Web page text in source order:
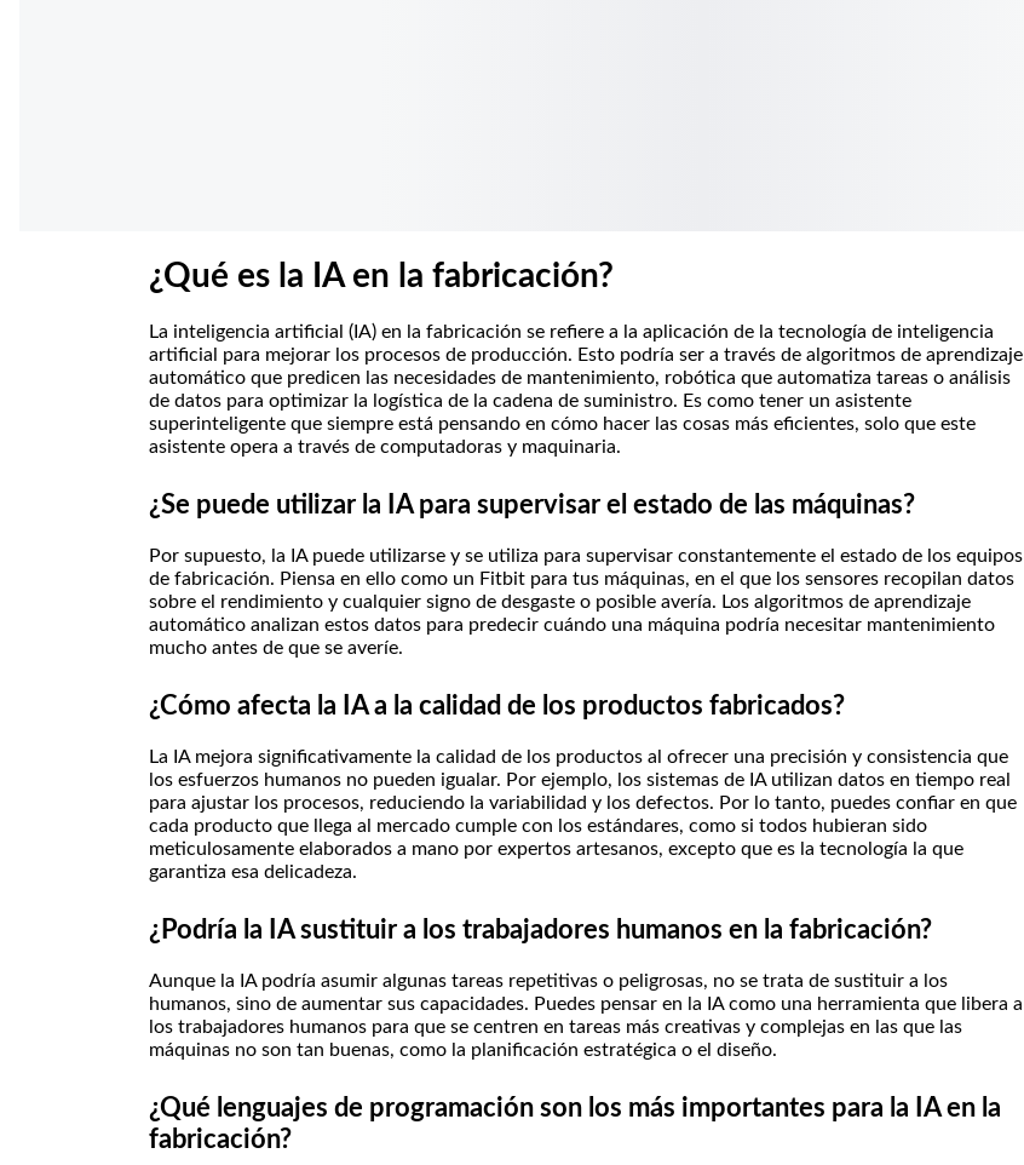
¿Qué es la IA en la fabricación?
La inteligencia artificial (IA) en la fabricación se refiere a la aplicación de la tecnología de inteligencia
artificial para mejorar los procesos de producción. Esto podría ser a través de algoritmos de aprendizaje
automático que predicen las necesidades de mantenimiento, robótica que automatiza tareas o análisis
de datos para optimizar la logística de la cadena de suministro. Es como tener un asistente
superinteligente que siempre está pensando en cómo hacer las cosas más eficientes, solo que este
asistente opera a través de computadoras y maquinaria.
¿Se puede utilizar la IA para supervisar el estado de las máquinas?
Por supuesto, la IA puede utilizarse y se utiliza para supervisar constantemente el estado de los equipos
de fabricación. Piensa en ello como un Fitbit para tus máquinas, en el que los sensores recopilan datos
sobre el rendimiento y cualquier signo de desgaste o posible avería. Los algoritmos de aprendizaje
automático analizan estos datos para predecir cuándo una máquina podría necesitar mantenimiento
mucho antes de que se averíe.
¿Cómo afecta la IA a la calidad de los productos fabricados?
La IA mejora significativamente la calidad de los productos al ofrecer una precisión y consistencia que
los esfuerzos humanos no pueden igualar. Por ejemplo, los sistemas de IA utilizan datos en tiempo real
para ajustar los procesos, reduciendo la variabilidad y los defectos. Por lo tanto, puedes confiar en que
cada producto que llega al mercado cumple con los estándares, como si todos hubieran sido
meticulosamente elaborados a mano por expertos artesanos, excepto que es la tecnología la que
garantiza esa delicadeza.
¿Podría la IA sustituir a los trabajadores humanos en la fabricación?
Aunque la IA podría asumir algunas tareas repetitivas o peligrosas, no se trata de sustituir a los
humanos, sino de aumentar sus capacidades. Puedes pensar en la IA como una herramienta que libera a
los trabajadores humanos para que se centren en tareas más creativas y complejas en las que las
máquinas no son tan buenas, como la planificación estratégica o el diseño.
¿Qué lenguajes de programación son los más importantes para la IA en la
fabricación?